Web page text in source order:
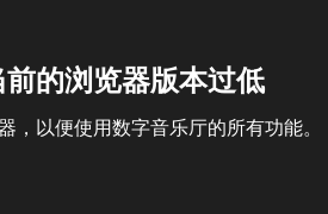
的浏览器版本过低
，以便使用数字音乐厅的所有功能。